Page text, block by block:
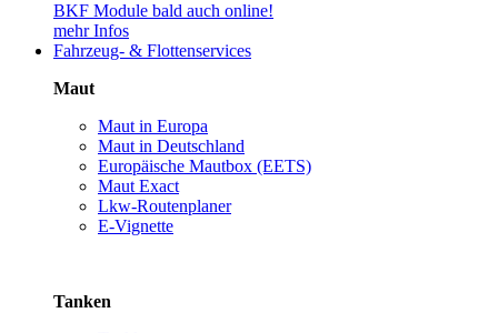
BKF Module bald auch online!
mehr Infos
Fahrzeug- & Flottenservices
Maut
Maut in Europa
Maut in Deutschland
Europäische Mautbox (EETS)
Maut Exact
Lkw-Routenplaner
E-Vignette
Tanken